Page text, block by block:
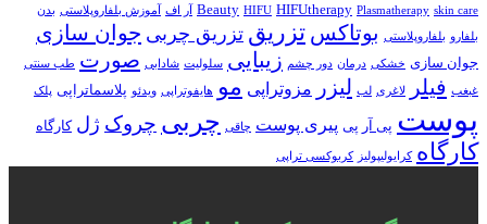
Beauty HIFU HIFUtherapy Plasmatherapy skin care آر اف آموزش بلفاروپلاستی بدن
بلفارو بلفاروپلاستی بوتاکس تزریق تزریق چربی جوان سازی
جوان سازی خشکی درمان دور چشم زیبایی سلولیت شادابی صورت طب سنتی
غبغب فیلر لاغری لب لیزر مزوتراپی مو هایفوتراپی ویدئو پلاسماتراپی پلک
پوست پی آر پی پیری پوست چاقی چربی چروک ژل کارگاه
کارگاه کرایولیپولیز کربوکسی تراپی